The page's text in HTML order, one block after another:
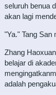
seluruh benua
akan lagi
"Ya." Tang San
Zhang
belajar di
adalah